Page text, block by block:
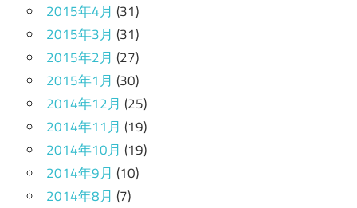
2015年4月 (31)
2015年3月 (31)
2015年2月 (27)
2015年1月 (30)
2014年12月 (25)
2014年11月 (19)
2014年10月 (19)
2014年9月 (10)
2014年8月 (7)